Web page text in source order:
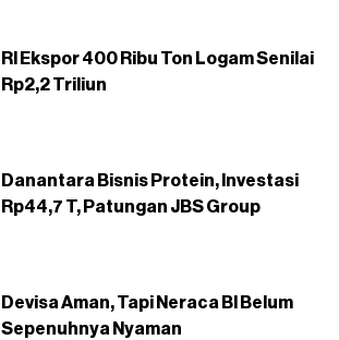
RI Ekspor 400 Ribu Ton Logam Senilai
Rp2,2 Triliun
Danantara Bisnis Protein, Investasi
Rp44,7 T, Patungan JBS Group
Devisa Aman, Tapi Neraca BI Belum
Sepenuhnya Nyaman